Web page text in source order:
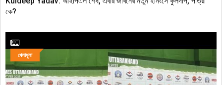
কে?
খেলাধুলা